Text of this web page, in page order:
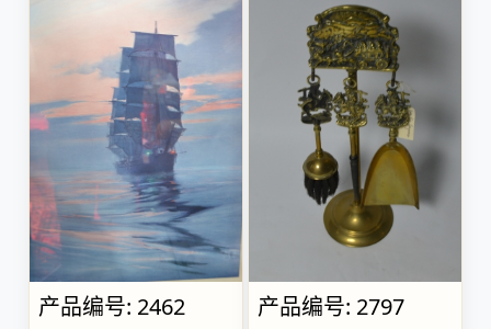
产品编号: 2462
产品编号: 2797